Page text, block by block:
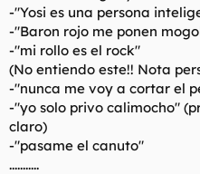
-"Yosi es una persona
-"Baron rojo me ponen
-"mi rollo es el rock"
(No entiendo este!! Nota
-"nunca me voy a cortar el
-"yo solo privo calimocho"
claro)
-"pasame el canuto"
...........